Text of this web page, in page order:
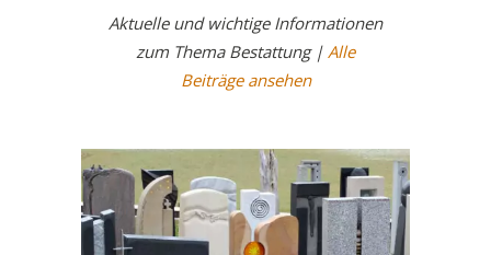
Aktuelle und wichtige Informationen
zum Thema Bestattung | Alle
Beiträge ansehen